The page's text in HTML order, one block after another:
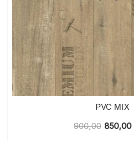
PVC MIX
900,00 850,00